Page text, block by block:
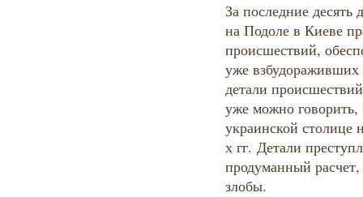
За последние десять
на Подоле в Киеве
происшествий,
уже
детали
уже можно говорить,
украинской столице
х гг. Детали
продуманный
злобы.